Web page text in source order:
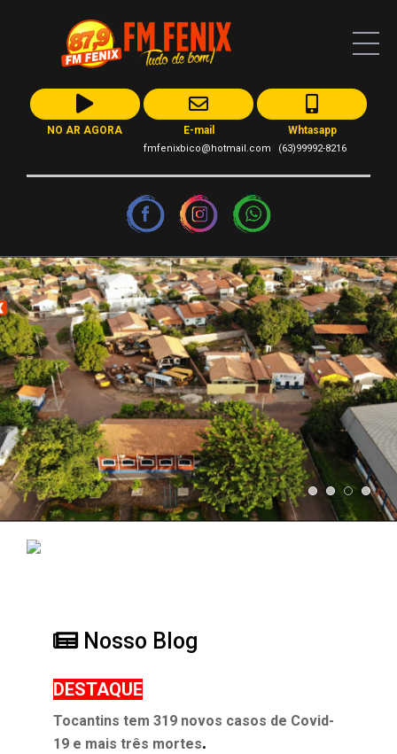
NO AR AGORA E-mail
fmfenixbico@hotmail.com
Whtasapp
(63)99992-8216
Nosso Blog
DESTAQUE
Tocantins tem 319 novos casos de Covid-
19 e mais três mortes.